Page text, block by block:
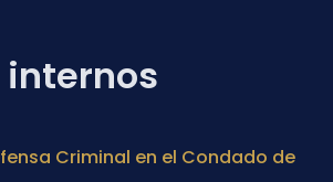
internos
Criminal en el Condado de